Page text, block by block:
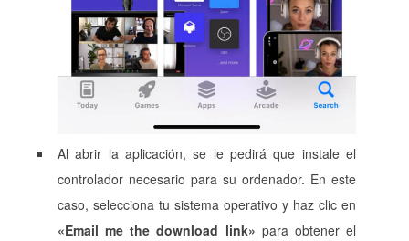
Al abrir la aplicación, se le pedirá que instale el
controlador necesario para su ordenador. En este
caso, selecciona tu sistema operativo y haz clic en
«Email me the download link» para obtener el